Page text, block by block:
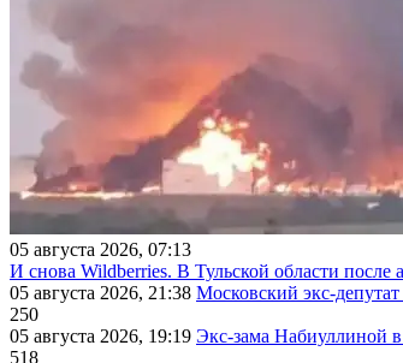
05 августа 2026, 07:13
И снова Wildberries. В Тульской области
05 августа 2026, 21:38 Московский экс-
250
05 августа 2026, 19:19 Экс-зама Набиуллиной
518